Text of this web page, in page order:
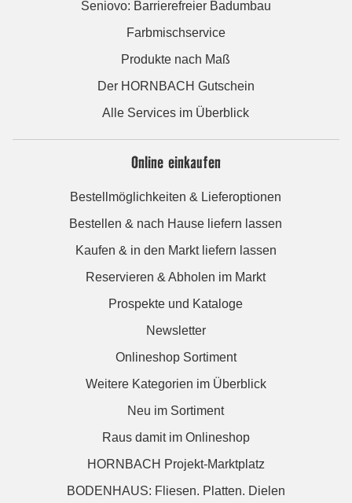
Seniovo: Barrierefreier Badumbau
Farbmischservice
Produkte nach Maß
Der HORNBACH Gutschein
Alle Services im Überblick
Online einkaufen
Bestellmöglichkeiten & Lieferoptionen
Bestellen & nach Hause liefern lassen
Kaufen & in den Markt liefern lassen
Reservieren & Abholen im Markt
Prospekte und Kataloge
Newsletter
Onlineshop Sortiment
Weitere Kategorien im Überblick
Neu im Sortiment
Raus damit im Onlineshop
HORNBACH Projekt-Marktplatz
BODENHAUS: Fliesen. Platten. Dielen